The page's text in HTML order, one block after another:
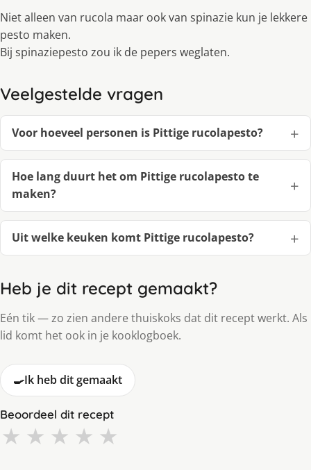
Niet alleen van rucola maar ook van spinazie kun je lekkere
pesto maken.
Bij spinaziepesto zou ik de pepers weglaten.
Veelgestelde vragen
Voor hoeveel personen is Pittige rucolapesto?
Hoe lang duurt het om Pittige rucolapesto te
maken?
Uit welke keuken komt Pittige rucolapesto?
Heb je dit recept gemaakt?
Eén tik — zo zien andere thuiskoks dat dit recept werkt. Als
lid komt het ook in je kooklogboek.
🍳Ik heb dit gemaakt
Beoordeel dit recept
★ ★ ★ ★ ★